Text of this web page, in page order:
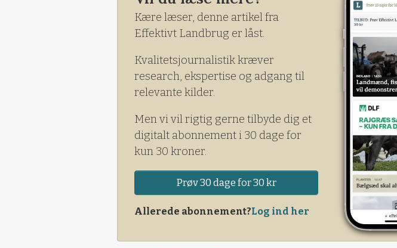
Kære læser, denne artikel fra
Effektivt Landbrug er låst.
Kvalitetsjournalistik kræver
research, ekspertise og adgang til
relevante kilder.
Men vi vil rigtig gerne tilbyde dig et
digitalt abonnement i 30 dage for
kun 30 kroner.
Prøv 30 dage for 30 kr
Allerede abonnement?Log ind her